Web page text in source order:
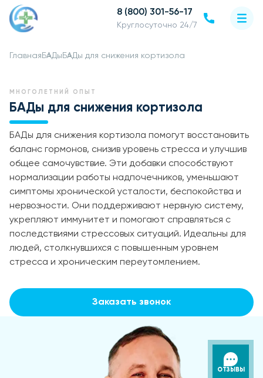
8 (800) 301-56-17
Круглосуточно 24/7
Главная БАДы БАДы для снижения кортизола
МНОГОЛЕТНИЙ ОПЫТ
БАДы для снижения кортизола
БАДы для снижения кортизола помогут восстановить
баланс гормонов, снизив уровень стресса и улучшив
общее самочувствие. Эти добавки способствуют
нормализации работы надпочечников, уменьшают
симптомы хронической усталости, беспокойства и
нервозности. Они поддерживают нервную систему,
укрепляют иммунитет и помогают справляться с
последствиями стрессовых ситуаций. Идеальны для
людей, столкнувшихся с повышенным уровнем
стресса и хроническим переутомлением.
Заказать звонок
ОТЗЫВЫ